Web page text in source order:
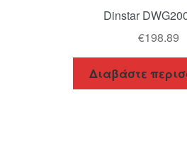
Dinstar
€198.89
Διαβάστε